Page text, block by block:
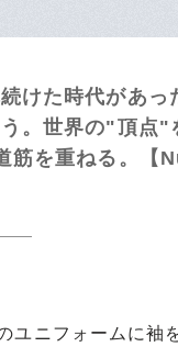
けた時代があっ
。世界の"頂点"
筋を重ねる。【
ニフォームに袖